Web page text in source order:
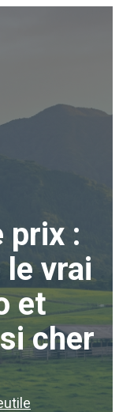
prix :
vrai
et
cher